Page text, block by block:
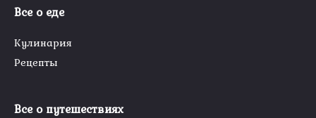
Все о еде
Кулинария
Рецепты
Все о путешествиях